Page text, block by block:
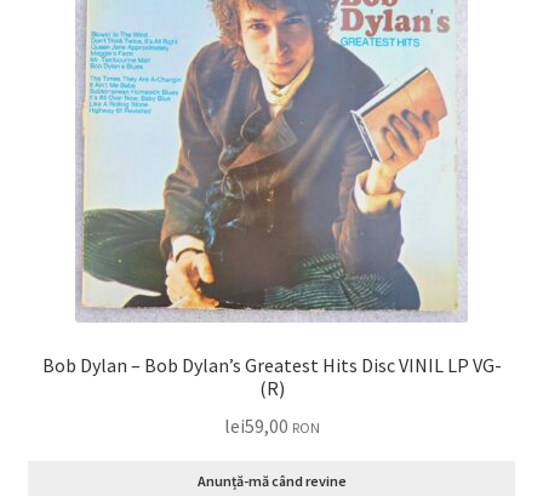
Bob Dylan – Bob Dylan’s Greatest Hits Disc VINIL LP VG-
(R)
lei59,00 RON
Anunță-mă când revine